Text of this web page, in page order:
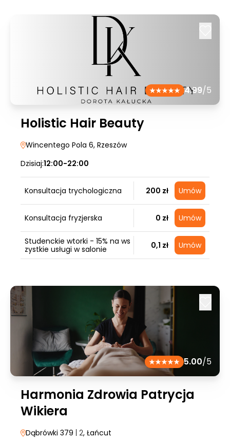
4.99/5
Holistic Hair Beauty
Wincentego Pola 6, Rzeszów
Dzisiaj:12:00-22:00
Konsultacja trychologiczna 200 zł Umów
Konsultacja fryzjerska 0 zł Umów
Studenckie wtorki - 15% na ws
zystkie usługi w salonie
0,1 zł Umów
5.00/5
Harmonia Zdrowia Patrycja
Wikiera
Dąbrówki 379 | 2, Łańcut